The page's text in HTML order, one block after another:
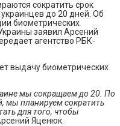
сократить срок
до 20 дней. Об
биометрических
заявил Арсений
агентство РБК-
выдачу биометрических
мы сокращаем до 20. По
мы планируем сократить
для того, чтобы
Яценюк.